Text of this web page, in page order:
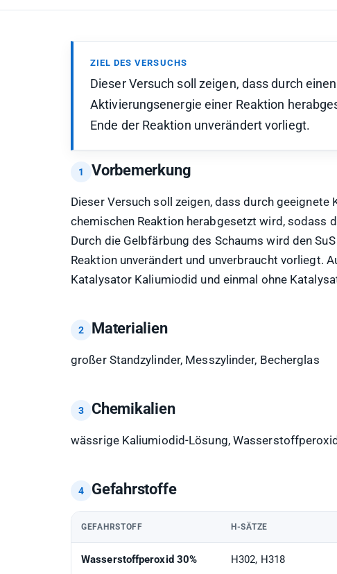
ZIEL DES VERSUCHS
Dieser Versuch soll zeigen, dass durch
Aktivierungsenergie einer Reaktion
Ende der Reaktion unverändert vorliegt.
Vorbemerkung
Dieser Versuch soll zeigen, dass durch
chemischen Reaktion herabgesetzt wird, sodass
Durch die Gelbfärbung des Schaums wird den
Reaktion unverändert und unverbraucht vorliegt.
Katalysator Kaliumiodid und einmal ohne
Materialien
großer Standzylinder, Messzylinder, Becherglas
Chemikalien
wässrige Kaliumiodid-Lösung,
Gefahrstoffe
GEFAHRSTOFF H-SÄTZE
Wasserstoffperoxid 30% H302, H318